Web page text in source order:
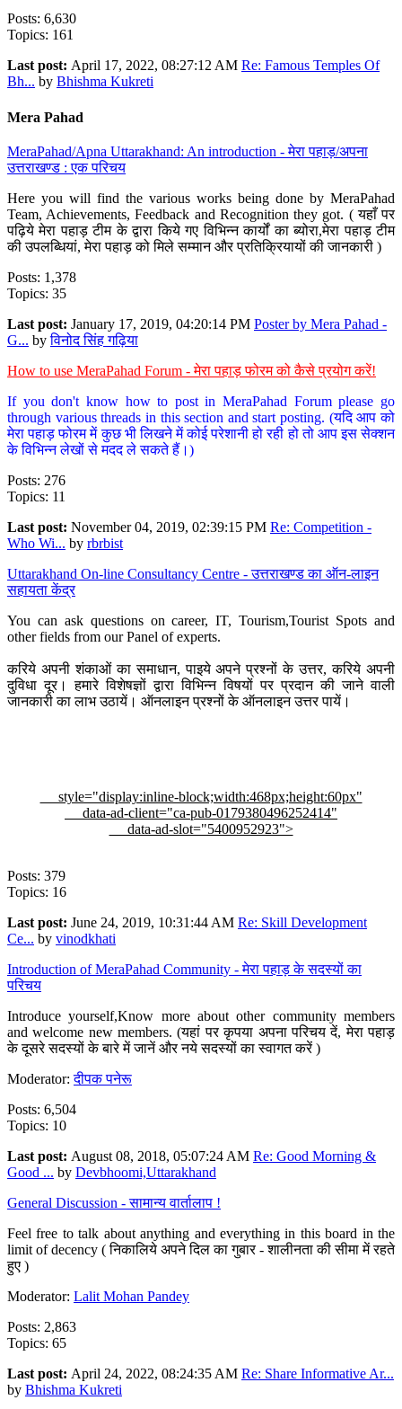
Posts: 6,630
Topics: 161
Last post: April 17, 2022, 08:27:12 AM Re: Famous Temples Of
Bh... by Bhishma Kukreti
Mera Pahad
MeraPahad/Apna Uttarakhand: An introduction - मेरा पहाड़/अपना
उत्तराखण्ड : एक परिचय
Here you will find the various works being done by MeraPahad
Team, Achievements, Feedback and Recognition they got. ( यहाँ पर
पढ़िये मेरा पहाड़ टीम के द्वारा किये गए विभिन्न कार्यों का ब्योरा,मेरा पहाड़ टीम
की उपलब्धियां, मेरा पहाड़ को मिले सम्मान और प्रतिक्रियायों की जानकारी )
Posts: 1,378
Topics: 35
Last post: January 17, 2019, 04:20:14 PM Poster by Mera Pahad -
G... byविनोद सिंह गढ़िया
How to use MeraPahad Forum - मेरा पहाड़ फोरम को कैसे प्रयोग करें!
If you don't know how to post in MeraPahad Forum please go
through various threads in this section and start posting. (यदि आप को
मेरा पहाड़ फोरम में कुछ भी लिखने में कोई परेशानी हो रही हो तो आप इस सेक्शन
के विभिन्न लेखों से मदद ले सकते हैं।)
Posts: 276
Topics: 11
Last post: November 04, 2019, 02:39:15 PM Re: Competition -
Who Wi... by rbrbist
Uttarakhand On-line Consultancy Centre - उत्तराखण्ड का ऑन-लाइन
सहायता केंद्र
You can ask questions on career, IT, Tourism,Tourist Spots and
other fields from our Panel of experts.
करिये अपनी शंकाओं का समाधान, पाइये अपने प्रश्नों के उत्तर, करिये अपनी
दुविधा दूर। हमारे विशेषज्ञों द्वारा विभिन्न विषयों पर प्रदान की जाने वाली
जानकारी का लाभ उठायें। ऑनलाइन प्रश्नों के ऑनलाइन उत्तर पायें।
style="display:inline-block;width:468px;height:60px"
data-ad-client="ca-pub-0179380496252414"
data-ad-slot="5400952923">
Posts: 379
Topics: 16
Last post: June 24, 2019, 10:31:44 AM Re: Skill Development
Ce... by vinodkhati
Introduction of MeraPahad Community - मेरा पहाड़ के सदस्यों का
परिचय
Introduce yourself,Know more about other community members
and welcome new members. (यहां पर कृपया अपना परिचय दें, मेरा पहाड़
के दूसरे सदस्यों के बारे में जानें और नये सदस्यों का स्वागत करें )
Moderator:दीपक पनेरू
Posts: 6,504
Topics: 10
Last post: August 08, 2018, 05:07:24 AM Re: Good Morning &
Good ... by Devbhoomi,Uttarakhand
General Discussion - सामान्य वार्तालाप !
Feel free to talk about anything and everything in this board in the
limit of decency ( निकालिये अपने दिल का गुबार - शालीनता की सीमा में रहते
हुए )
Moderator: Lalit Mohan Pandey
Posts: 2,863
Topics: 65
Last post: April 24, 2022, 08:24:35 AM Re: Share Informative Ar...
by Bhishma Kukreti